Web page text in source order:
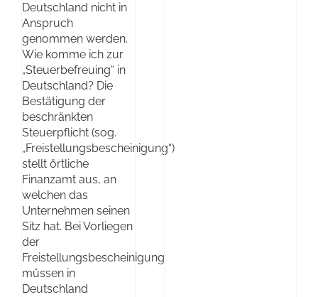
Deutschland nicht in
Anspruch
genommen werden.
Wie komme ich zur
„Steuerbefreuing“ in
Deutschland? Die
Bestätigung der
beschränkten
Steuerpflicht (sog.
„Freistellungsbescheinigung“)
stellt örtliche
Finanzamt aus, an
welchen das
Unternehmen seinen
Sitz hat. Bei Vorliegen
der
Freistellungsbescheinigung
müssen in
Deutschland